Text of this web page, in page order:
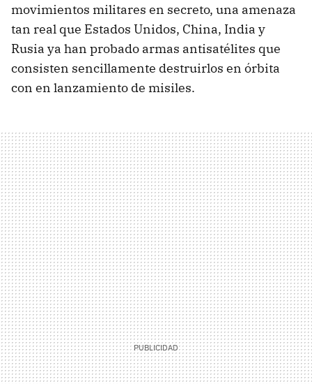
movimientos militares en secreto, una amenaza
tan real que Estados Unidos, China, India y
Rusia ya han probado armas antisatélites que
consisten sencillamente destruirlos en órbita
con en lanzamiento de misiles.